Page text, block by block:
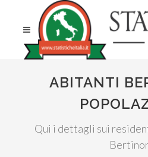
ABITANTI
Qui i dettagli sui